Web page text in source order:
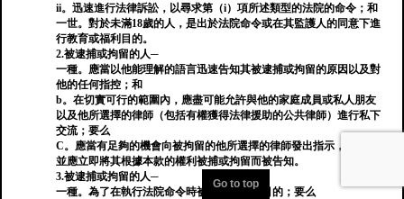
ii。迅速進行法律訴訟，以尋求第（i）項所述類型的法院的命令；和
一世。對於未滿18歲的人，是出於法院命令或在其監護人的同意下進
行教育或福利目的。
2.被逮捕或拘留的人─
一種。應當以他能理解的語言迅速告知其被逮捕或拘留的原因以及對
他的任何指控；和
b。在切實可行的範圍內，應盡可能允許與他的家庭成員或私人朋友
以及他所選擇的律師（包括有權獲得法律援助的公共律師）進行私下
交流；要么
C。應當有足夠的機會向被拘留的他所選擇的律師發出指示，
並應立即將其根據本款的權利被捕或拘留而被告知。
3.被逮捕或拘留的人─
一種。為了在執行法院命令時被帶到法院的目的；要么
Go to top